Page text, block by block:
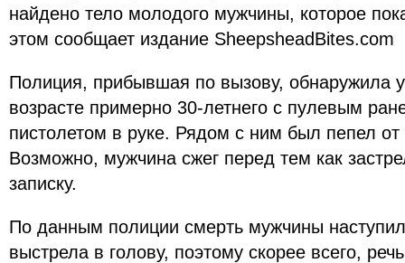
найдено тело молодого мужчины, которое
этом сообщает издание SheepsheadBites.com
Полиция, прибывшая по вызову, обнаружила
возрасте примерно 30-летнего с пулевым
пистолетом в руке. Рядом с ним был пепел
Возможно, мужчина сжег перед тем как
записку.
По данным полиции смерть мужчины
выстрела в голову, поэтому скорее всего,